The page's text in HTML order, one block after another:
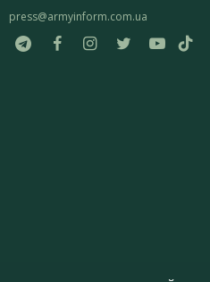
press@armyinform.com.ua